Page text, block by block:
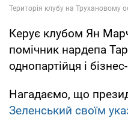
Керує клубом Ян
помічник нардепа
однопартійця і
Нагадаємо, що
Зеленський своїм